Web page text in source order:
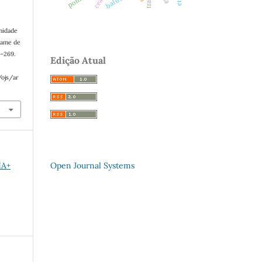
de
ojs/ar
Edição Atual
Open Journal Systems